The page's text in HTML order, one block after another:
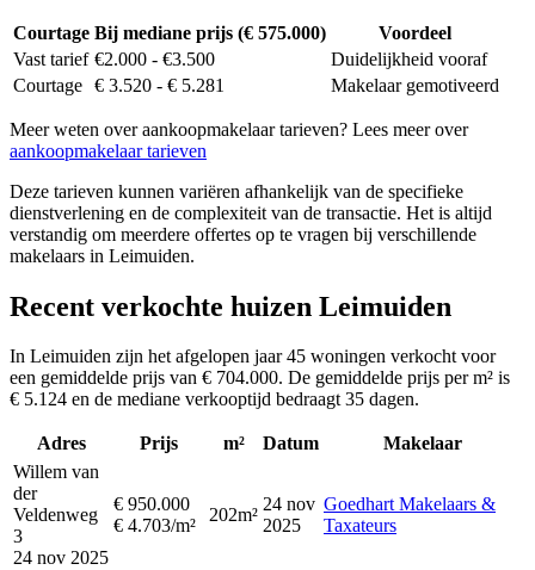
Courtage Bij mediane prijs (€ 575.000)
Voordeel
Vast tarief €2.000 - €3.500
Duidelijkheid vooraf
Courtage € 3.520 - € 5.281 Makelaar gemotiveerd
Meer weten over aankoopmakelaar tarieven? Lees meer over
aankoopmakelaar tarieven
Deze tarieven kunnen variëren afhankelijk van de specifieke
dienstverlening en de complexiteit van de transactie. Het is altijd
verstandig om meerdere offertes op te vragen bij verschillende
makelaars in Leimuiden.
Recent verkochte huizen Leimuiden
In Leimuiden zijn het afgelopen jaar 45 woningen verkocht voor
een gemiddelde prijs van € 704.000. De gemiddelde prijs per m² is
€ 5.124 en de mediane verkooptijd bedraagt 35 dagen.
Adres Prijs m² Datum
Makelaar
Willem van
der
Veldenweg
3
24 nov 2025
€ 950.000
€ 4.703/m²
202m²
24 nov
2025
Goedhart Makelaars &
Taxateurs